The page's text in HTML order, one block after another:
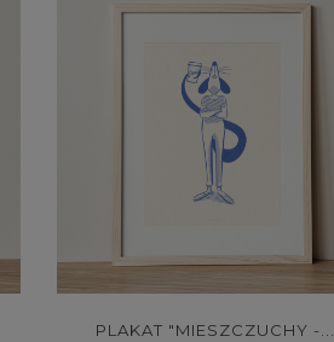
PLAKAT "MIESZCZUCHY -...